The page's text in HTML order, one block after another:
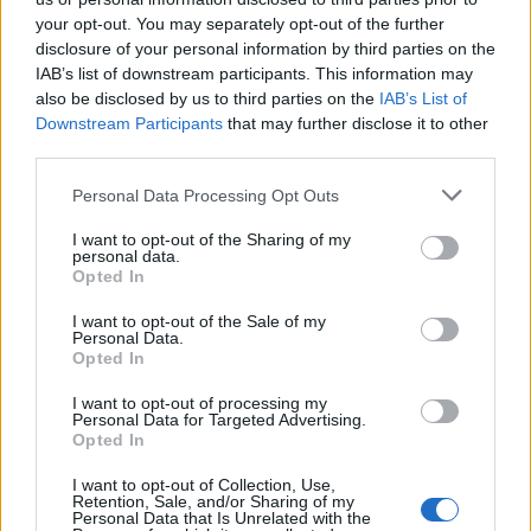
your opt-out. You may separately opt-out of the further
disclosure of your personal information by third parties on the
IAB’s list of downstream participants. This information may
also be disclosed by us to third parties on the IAB’s List of
Downstream Participants that may further disclose it to other
Personal Data Processing Opt Outs
I want to opt-out of the Sharing of my
personal data.
Opted In
I want to opt-out of the Sale of my
Personal Data.
Opted In
I want to opt-out of processing my
Personal Data for Targeted Advertising.
Opted In
I want to opt-out of Collection, Use,
Retention, Sale, and/or Sharing of my
Personal Data that Is Unrelated with the
Κυβερνητική Επιτροπή Βιομηχανίας- Κ. Μητσοτάκης:
Στρατηγική προτεραιότητα η ενίσχυση της
βιομηχανίας
06/08/2026 - 17:18 ΠΟΛΙΤΙΚΗ
06/08/2026 - 16:51 ΟΙΚΟΝΟΜΙΑ
Eurobank: Εξελίξεις και προοπτικές στις αγορές
πετρελαίου και φυσικού αερίου στην Ευρώπη
Οι ελληνικές scale-ups επιχειρήσεις στρέφονται
προσέλκυση πελατών
06/08/2026 - 15:56
Χρηματιστήριο: Στις 2.627,95 μονάδες ο Γενικός
Δείκτης Τιμών, με άνοδο 0,15%